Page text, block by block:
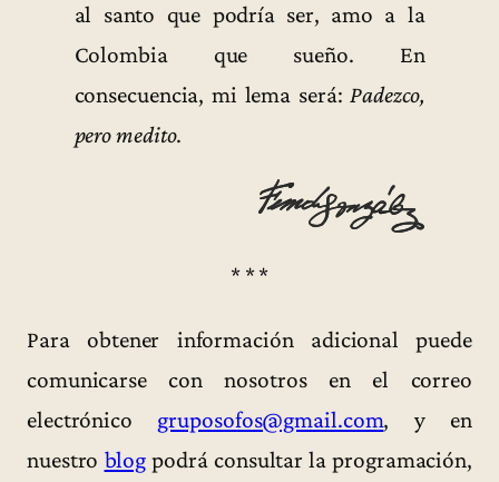
al santo que podría ser, amo a la
Colombia que sueño. En
consecuencia, mi lema será:Padezco,
pero medito.
* * *
Para obtener información adicional puede
comunicarse con nosotros en el correo
electrónico gruposofos@gmail.com, y en
nuestro blog podrá consultar la programación,